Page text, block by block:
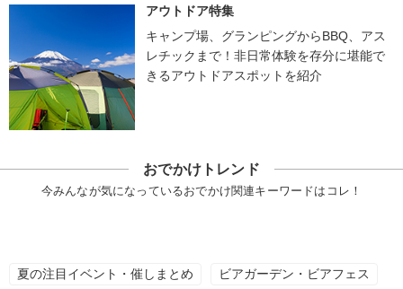
アウトドア特集
キャンプ場、グランピングからBBQ、アス
レチックまで！非日常体験を存分に堪能で
きるアウトドアスポットを紹介
おでかけトレンド
今みんなが気になっているおでかけ関連キーワードはコレ！
夏の注目イベント・催しまとめ ビアガーデン・ビアフェス